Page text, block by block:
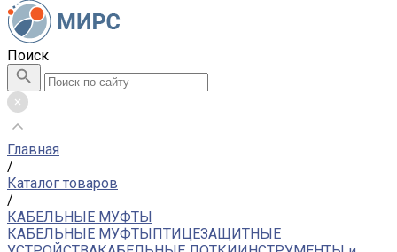
Поиск
Главная
/
Каталог товаров
/
КАБЕЛЬНЫЕ МУФТЫ
КАБЕЛЬНЫЕ МУФТЫПТИЦЕЗАЩИТНЫЕ